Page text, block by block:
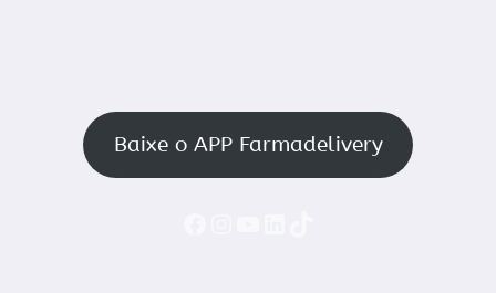
Baixe o APP Farmadelivery